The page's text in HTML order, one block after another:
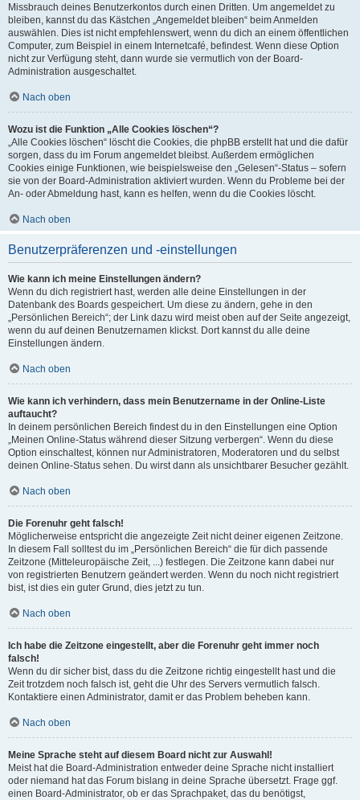
Missbrauch deines Benutzerkontos durch einen Dritten. Um angemeldet zu
bleiben, kannst du das Kästchen „Angemeldet bleiben“ beim Anmelden
auswählen. Dies ist nicht empfehlenswert, wenn du dich an einem öffentlichen
Computer, zum Beispiel in einem Internetcafé, befindest. Wenn diese Option
nicht zur Verfügung steht, dann wurde sie vermutlich von der Board-
Administration ausgeschaltet.
Nach oben
Wozu ist die Funktion „Alle Cookies löschen“?
„Alle Cookies löschen“ löscht die Cookies, die phpBB erstellt hat und die dafür
sorgen, dass du im Forum angemeldet bleibst. Außerdem ermöglichen
Cookies einige Funktionen, wie beispielsweise den „Gelesen“-Status – sofern
sie von der Board-Administration aktiviert wurden. Wenn du Probleme bei der
An- oder Abmeldung hast, kann es helfen, wenn du die Cookies löscht.
Nach oben
Benutzerpräferenzen und -einstellungen
Wie kann ich meine Einstellungen ändern?
Wenn du dich registriert hast, werden alle deine Einstellungen in der
Datenbank des Boards gespeichert. Um diese zu ändern, gehe in den
„Persönlichen Bereich“; der Link dazu wird meist oben auf der Seite angezeigt,
wenn du auf deinen Benutzernamen klickst. Dort kannst du alle deine
Einstellungen ändern.
Nach oben
Wie kann ich verhindern, dass mein Benutzername in der Online-Liste
auftaucht?
In deinem persönlichen Bereich findest du in den Einstellungen eine Option
„Meinen Online-Status während dieser Sitzung verbergen“. Wenn du diese
Option einschaltest, können nur Administratoren, Moderatoren und du selbst
deinen Online-Status sehen. Du wirst dann als unsichtbarer Besucher gezählt.
Nach oben
Die Forenuhr geht falsch!
Möglicherweise entspricht die angezeigte Zeit nicht deiner eigenen Zeitzone.
In diesem Fall solltest du im „Persönlichen Bereich“ die für dich passende
Zeitzone (Mitteleuropäische Zeit, ...) festlegen. Die Zeitzone kann dabei nur
von registrierten Benutzern geändert werden. Wenn du noch nicht registriert
bist, ist dies ein guter Grund, dies jetzt zu tun.
Nach oben
Ich habe die Zeitzone eingestellt, aber die Forenuhr geht immer noch
falsch!
Wenn du dir sicher bist, dass du die Zeitzone richtig eingestellt hast und die
Zeit trotzdem noch falsch ist, geht die Uhr des Servers vermutlich falsch.
Kontaktiere einen Administrator, damit er das Problem beheben kann.
Nach oben
Meine Sprache steht auf diesem Board nicht zur Auswahl!
Meist hat die Board-Administration entweder deine Sprache nicht installiert
oder niemand hat das Forum bislang in deine Sprache übersetzt. Frage ggf.
einen Board-Administrator, ob er das Sprachpaket, das du benötigst,